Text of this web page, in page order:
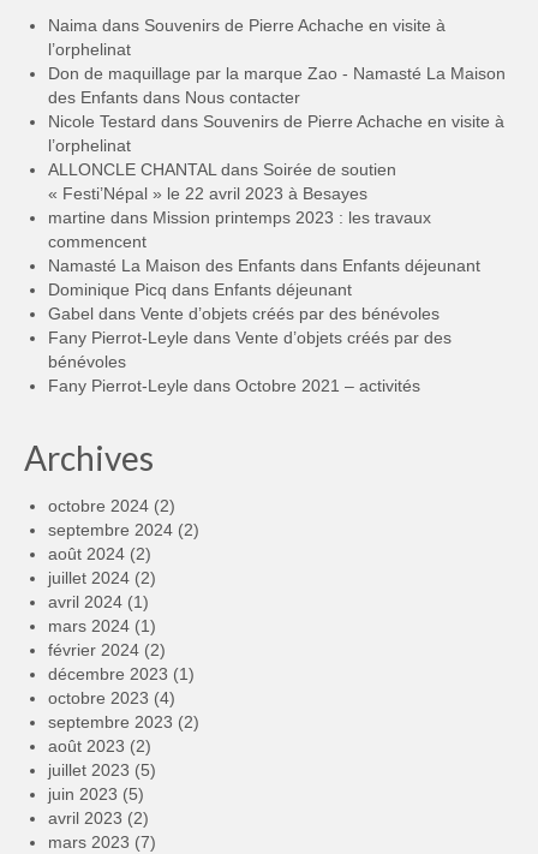
Naima dans Souvenirs de Pierre Achache en visite à
l’orphelinat
Don de maquillage par la marque Zao - Namasté La Maison
des Enfants dans Nous contacter
Nicole Testard dans Souvenirs de Pierre Achache en visite à
l’orphelinat
ALLONCLE CHANTAL dans Soirée de soutien
« Festi’Népal » le 22 avril 2023 à Besayes
martine dans Mission printemps 2023 : les travaux
commencent
Namasté La Maison des Enfants dans Enfants déjeunant
Dominique Picq dans Enfants déjeunant
Gabel dans Vente d’objets créés par des bénévoles
Fany Pierrot-Leyle dans Vente d’objets créés par des
bénévoles
Fany Pierrot-Leyle dans Octobre 2021 – activités
Archives
octobre 2024 (2)
septembre 2024 (2)
août 2024 (2)
juillet 2024 (2)
avril 2024 (1)
mars 2024 (1)
février 2024 (2)
décembre 2023 (1)
octobre 2023 (4)
septembre 2023 (2)
août 2023 (2)
juillet 2023 (5)
juin 2023 (5)
avril 2023 (2)
mars 2023 (7)